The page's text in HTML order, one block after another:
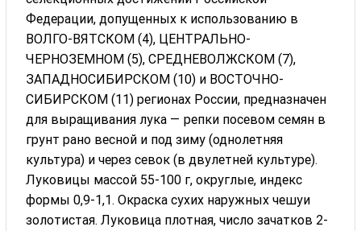
Федерации, допущенных к использованию в
ВОЛГО-ВЯТСКОМ (4), ЦЕНТРАЛЬНО-
ЧЕРНОЗЕМНОМ (5), СРЕДНЕВОЛЖСКОМ (7),
ЗАПАДНОСИБИРСКОМ (10) и ВОСТОЧНО-
СИБИРСКОМ (11) регионах России, предназначен
для выращивания лука — репки посевом семян в
грунт рано весной и под зиму (однолетняя
культура) и через севок (в двулетней культуре).
Луковицы массой 55-100 г, округлые, индекс
формы 0,9-1,1. Окраска сухих наружных чешуи
золотистая. Луковица плотная, число зачатков 2-